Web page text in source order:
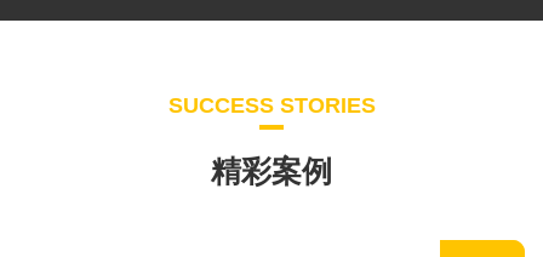
SUCCESS STORIES
精彩案例